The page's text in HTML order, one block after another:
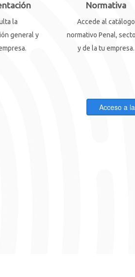
la
general y
Normativa
Accede al catálogo
normativo Penal,
y de la tu empresa.